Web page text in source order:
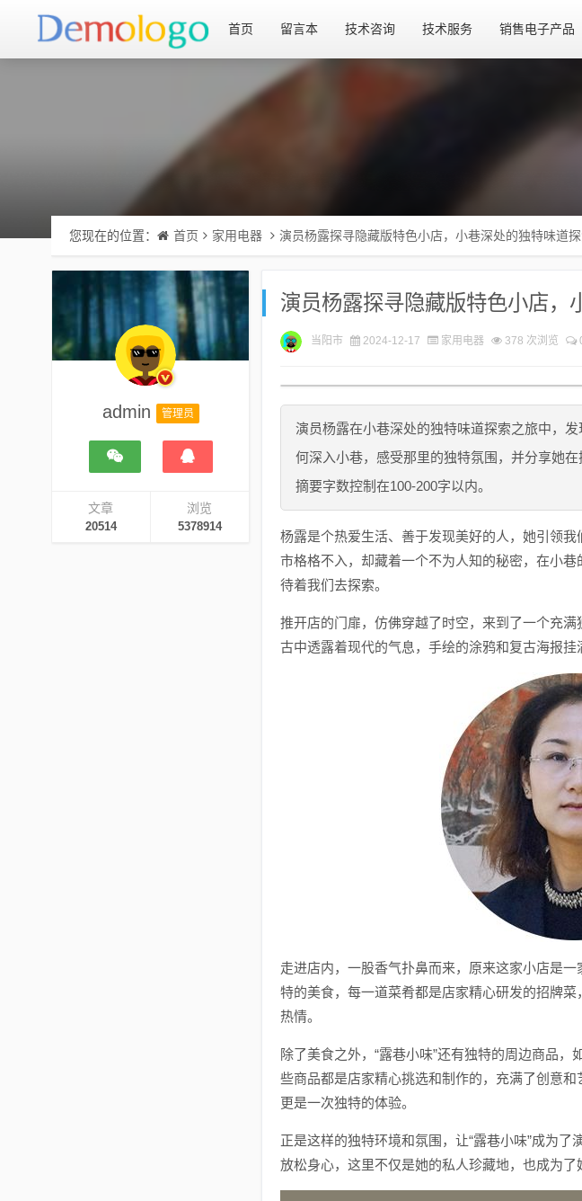
首页 留言本 技术咨询 技术服务 销售电子产品
您现在的位置： 首页 家用电器 演员杨露探寻隐藏版特色小店，小巷深处的独特味道
admin 管理员
文章
20514
浏览
5378914
演员杨露探寻隐藏版特色小店，
当阳市 2024-12-17 家用电器 378 次浏览
演员杨露在小巷深处的独特味道探索之旅中，
何深入小巷，感受那里的独特氛围，并分享她
摘要字数控制在100-200字以内。
杨露是个热爱生活、善于发现美好的人，她引领
市格格不入，却藏着一个不为人知的秘密，在小
待着我们去探索。
推开店的门扉，仿佛穿越了时空，来到了一个充
古中透露着现代的气息，手绘的涂鸦和复古海报挂
走进店内，一股香气扑鼻而来，原来这家小店是
特的美食，每一道菜肴都是店家精心研发的招牌
热情。
除了美食之外，“露巷小味”还有独特的周边商品
些商品都是店家精心挑选和制作的，充满了创意和
更是一次独特的体验。
正是这样的独特环境和氛围，让“露巷小味”成为了
放松身心，这里不仅是她的私人珍藏地，也成为了